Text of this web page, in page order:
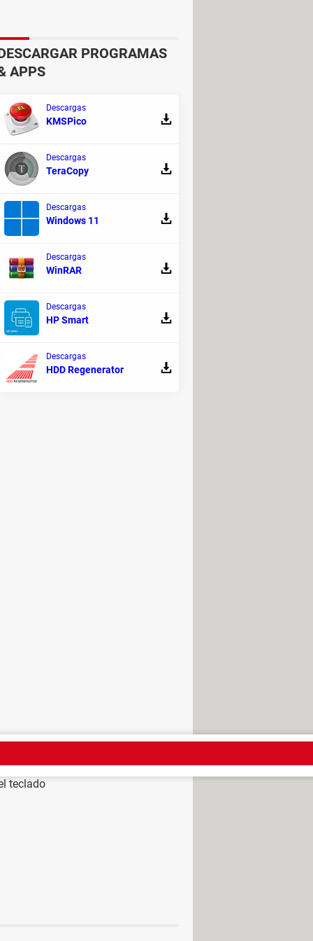
—al hacer clic derecho y
> Tamaño máximo
a la papelera.
teclado
definitivamente
cmd
oculta archivos en usb
PROGRAMAS
APPS
Descargas
KMSPico
Descargas
TeraCopy
Descargas
Windows 11
Descargas
WinRAR
Descargas
HP Smart
Descargas
HDD Regenerator